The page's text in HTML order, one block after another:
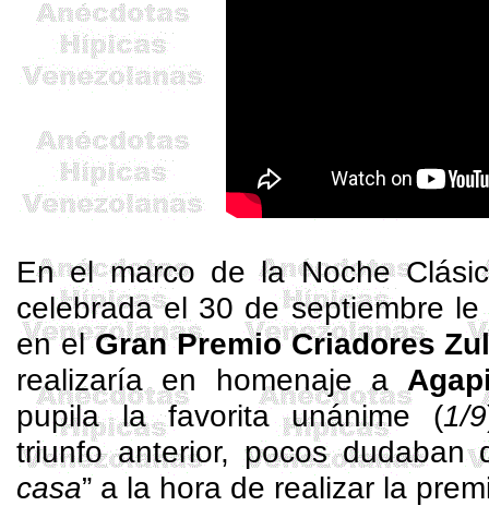
En el marco de la Noche
celebrada el 30 de septiembre
en elGran Premio Criadores
realizaría en homenaje a
pupila la favorita unánime (1/9
triunfo anterior, pocos dudaban
casa” a la hora de realizar la